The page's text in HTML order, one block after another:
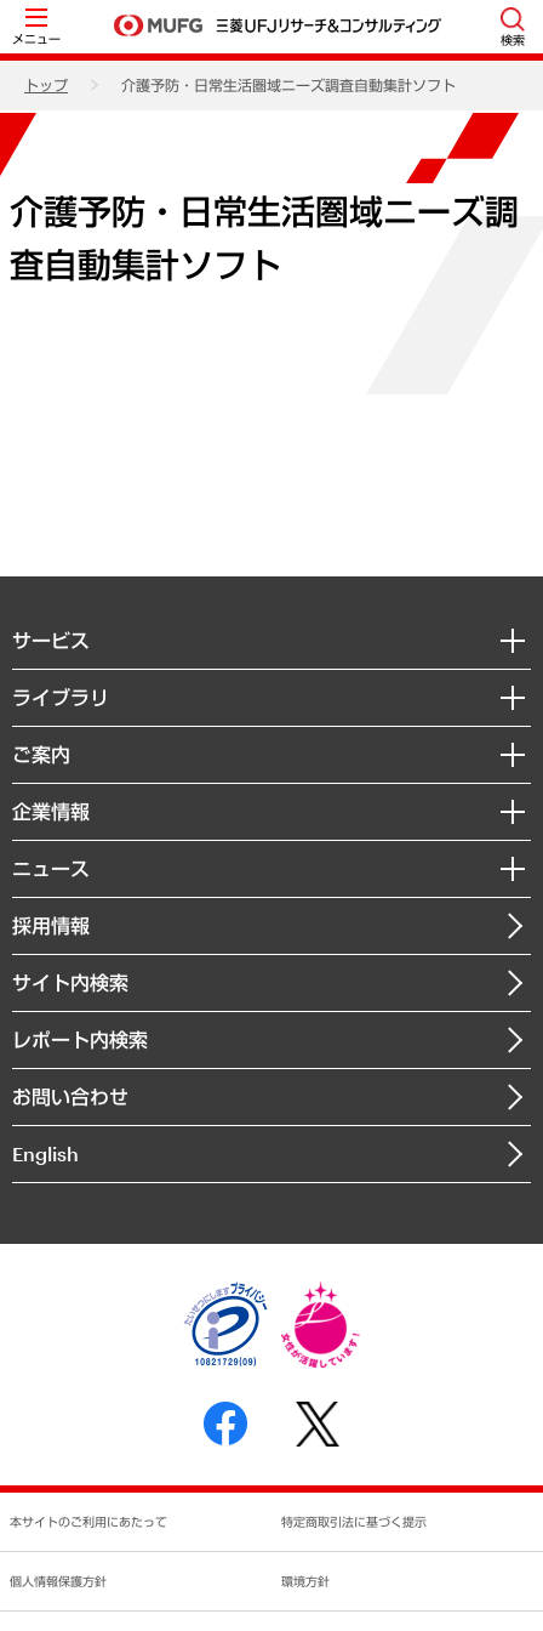
メニュー 検索
トップ 介護予防・日常生活圏域ニーズ調査自動集計ソフト
介護予防・日常生活圏域ニーズ調
査自動集計ソフト
サービス
経営戦略
組織・人事戦略
デジタルイノベーション
共生・ダイバーシティ
GRC（ガバナンス・リスク・コンプライアンス）・防災（政策）
経済・産業・雇用・労働
まちづくり・観光・交通・スポーツ・スマートシティ
自然資源・農林水産業・食料システム
ライブラリ
経済調査
レポート
コラム
経営用語集
受託・受注実績（官公庁関連）
メディア掲載・出演
ご案内
セミナー・イベント情報
MUFGビジネスセミナー
受託案件情報
企業情報
私たちの想い
社長メッセージ
会社概要
沿革
組織図・本部部室紹介
インドネシア現地法人
個人情報保護方針
反社会的勢力に対する基本方針
書面による個人情報の開示等の請求の手続きについて
ニュース
ニュースリリース
お知らせ
採用情報
サイト内検索
レポート内検索
お問い合わせ
English
本サイトのご利用にあたって 特定商取引法に基づく提示
個人情報保護方針 環境方針